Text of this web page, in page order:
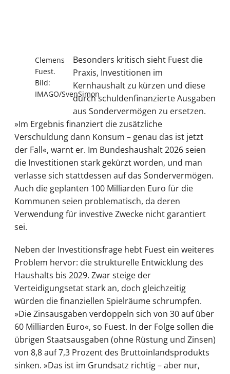
Clemens
Fuest.
Bild:
IMAGO/SvenSimon
Besonders kritisch sieht Fuest die
Praxis, Investitionen im
Kernhaushalt zu kürzen und diese
durch schuldenfinanzierte Ausgaben
aus Sondervermögen zu ersetzen.
»Im Ergebnis finanziert die zusätzliche
Verschuldung dann Konsum – genau das ist jetzt
der Fall«, warnt er. Im Bundeshaushalt 2026 seien
die Investitionen stark gekürzt worden, und man
verlasse sich stattdessen auf das Sondervermögen.
Auch die geplanten 100 Milliarden Euro für die
Kommunen seien problematisch, da deren
Verwendung für investive Zwecke nicht garantiert
sei.
Neben der Investitionsfrage hebt Fuest ein weiteres
Problem hervor: die strukturelle Entwicklung des
Haushalts bis 2029. Zwar steige der
Verteidigungsetat stark an, doch gleichzeitig
würden die finanziellen Spielräume schrumpfen.
»Die Zinsausgaben verdoppeln sich von 30 auf über
60 Milliarden Euro«, so Fuest. In der Folge sollen die
übrigen Staatsausgaben (ohne Rüstung und Zinsen)
von 8,8 auf 7,3 Prozent des Bruttoinlandsprodukts
sinken. »Das ist im Grundsatz richtig – aber nur,